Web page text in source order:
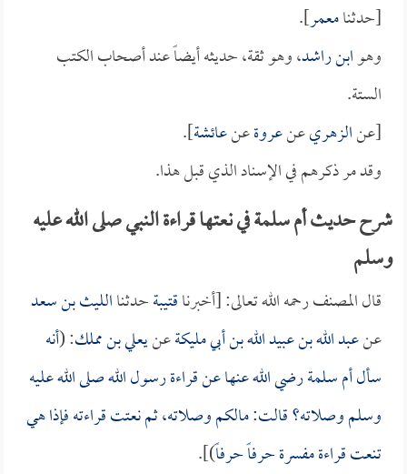
[حدثنامعمر].
وهوابن راشد، وهو ثقة، حديثه أيضاً عند أصحاب الكتب
الستة.
[عنالزهريعنعروةعنعائشة].
وقد مر ذكرهم في الإسناد الذي قبل هذا.
شرح حديث أم سلمة في نعتها قراءة النبي صلى الله عليه
وسلم
قال المصنف رحمه الله تعالى: [أخبرناقتيبةحدثناالليث بن سعد
عنعبد الله بن عبيد الله بن أبي مليكةعنيعلي بن مملك: (أنه
سألأم سلمةرضي الله عنها عن قراءة رسول الله صلى الله عليه
وسلم وصلاته؟ قالت: مالكم وصلاته، ثم نعتت قراءته فإذا هي
تنعت قراءة مفسرة حرفاً حرفاً)].